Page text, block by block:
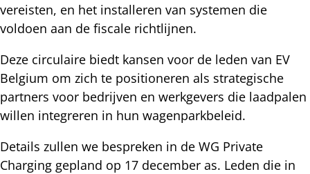
vereisten, en het installeren van systemen die
voldoen aan de fiscale richtlijnen.
Deze circulaire biedt kansen voor de leden van EV
Belgium om zich te positioneren als strategische
partners voor bedrijven en werkgevers die laadpalen
willen integreren in hun wagenparkbeleid.
Details zullen we bespreken in de WG Private
Charging gepland op 17 december as. Leden die in